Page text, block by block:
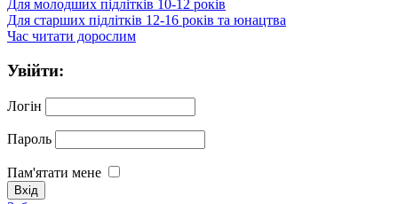
Для молодших підлітків 10-12 років
Для старших підлітків 12-16 років та юнацтва
Час читати дорослим
Увійти:
Логін
Пароль
Пам'ятати мене